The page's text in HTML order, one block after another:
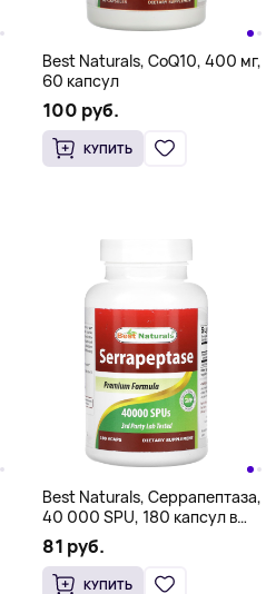
Best Naturals, CoQ10, 400 мг,
60 капсул
100 руб.
КУПИТЬ
Best Naturals, Серрапептаза,
40 000 SPU, 180 капсул в
секунду
81 руб.
КУПИТЬ